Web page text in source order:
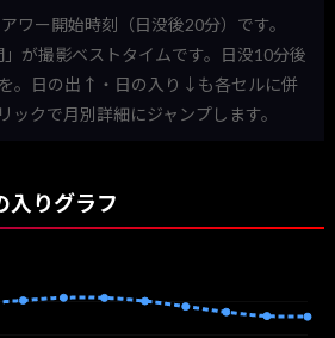
ワー開始時刻（日没後20分）です。
」が撮影ベストタイムです。日没10分後
。日の出↑・日の入り↓も各セルに併
ックで月別詳細にジャンプします。
入りグラフ